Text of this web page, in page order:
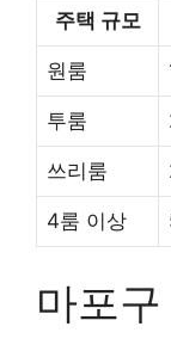
주택 규모
원룸
투룸
쓰리룸
4룸 이상
마포